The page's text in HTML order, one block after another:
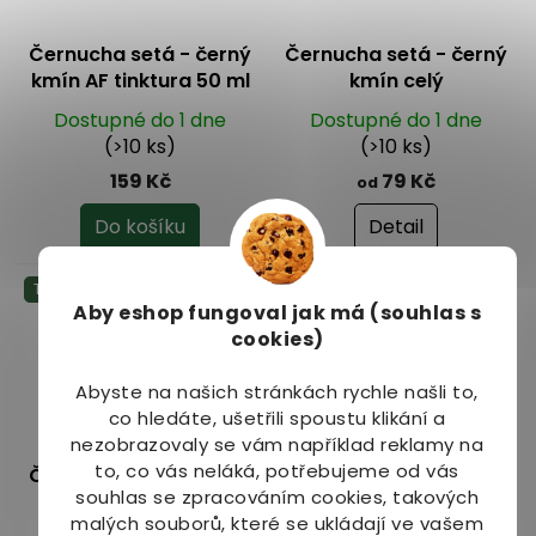
Aby eshop fungoval jak má (souhlas s
cookies)
Abyste na našich stránkách rychle našli to,
co hledáte, ušetřili spoustu klikání a
nezobrazovaly se vám například reklamy na
to, co vás neláká, potřebujeme od vás
souhlas se zpracováním cookies, takových
malých souborů, které se ukládají ve vašem
Černucha setá - černý
kmín AF tinktura 50 ml
Dostupné do 1 dne
(>10 ks)
159 Kč
Do košíku
Černucha setá - černý
kmín celý
Dostupné do 1 dne
(>10 ks)
od 79 Kč
Detail
Tip
Černucha setá - černý
kmín kapsle 120 ks
Černucha setá - černý
kmín mletý 100 g